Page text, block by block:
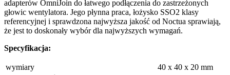
adapterów OmniJoin do łatwego podłączenia do zastrzeżonych
głowic wentylatora. Jego płynna praca, łożysko SSO2 klasy
referencyjnej i sprawdzona najwyższa jakość od Noctua sprawiają,
że jest to doskonały wybór dla najwyższych wymagań.
Specyfikacja:
wymiary
40 x 40 x 20 mm